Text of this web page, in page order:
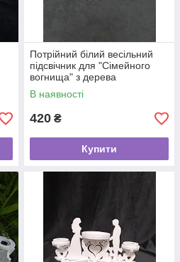
Потрійний білий весільний
підсвічник для "Сімейного
вогнища" з дерева
В наявності
420 ₴
Купити